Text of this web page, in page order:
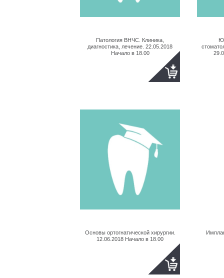
Патология ВНЧС. Клиника,
диагностика, лечение. 22.05.2018
Начало в 18.00
Основы ортогнатической хирургии.
12.06.2018 Начало в 18.00